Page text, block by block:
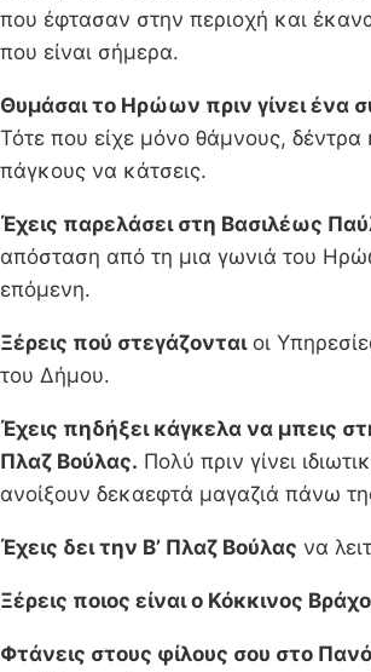
που έφτασαν στην περιοχή και
που είναι σήμερα.
Θυμάσαι το Ηρώων πριν γίνει ένα
Τότε που είχε μόνο θάμνους, δέντρα
πάγκους να κάτσεις.
Έχεις παρελάσει στη Βασιλέως
απόσταση από τη μια γωνιά του
επόμενη.
Ξέρεις πού στεγάζονταιοι
του Δήμου.
Έχεις πηδήξει κάγκελα να μπεις
Πλαζ Βούλας. Πολύ πριν γίνει
ανοίξουν δεκαεφτά μαγαζιά πάνω
Έχεις δει την Β’ Πλαζ Βούλας να
Ξέρεις ποιος είναι ο Κόκκινος
Φτάνεις στους φίλους σου στο